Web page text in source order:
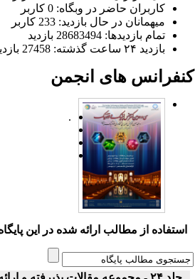
کاربران حاضر در وبگاه: 0 کاربر
میهمانان در حال بازدید: 233 کاربر
تمام بازدید‌ها: 28683494 بازدید
بازدید ۲۴ ساعت گذشته: 27458 بازدید
های انجمن
.
استفاده از مطالب ارائه شده در این پایگاه